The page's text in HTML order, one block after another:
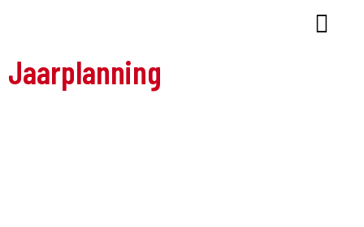
Jaarplanning